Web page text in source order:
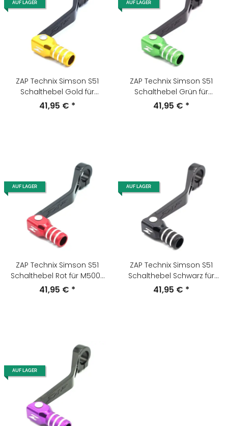
AUF LAGER
ZAP Technix Simson S51
Schalthebel Gold für
M500-700
41,95 € *
AUF LAGER
ZAP Technix Simson S51
Schalthebel Grün für
M500-700
41,95 € *
AUF LAGER
ZAP Technix Simson S51
Schalthebel Rot für M500-
700
41,95 € *
AUF LAGER
ZAP Technix Simson S51
Schalthebel Schwarz für
M500-700
41,95 € *
AUF LAGER